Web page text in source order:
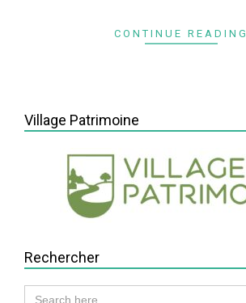
CONTINUE READING
Village Patrimoine
Rechercher
Search